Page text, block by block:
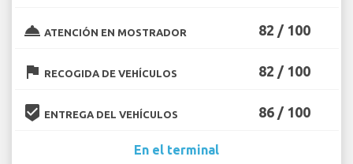
room_service ATENCIÓN EN MOSTRADOR 82 / 100
flag RECOGIDA DE VEHÍCULOS 82 / 100
beenhere ENTREGA DEL VEHÍCULOS 86 / 100
En el terminal